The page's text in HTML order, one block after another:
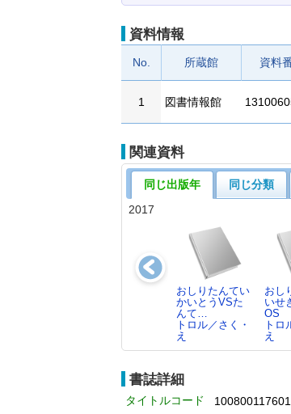
資料情報
No. 所蔵館 資料
1 図書情報館
関連資料
同じ出版年 同じ分類
2017
おしりたんてい
かいとうVSた
んて…
トロル／さく・
え
おし
いせ
OS
トロ
え
書誌詳細
タイトルコード